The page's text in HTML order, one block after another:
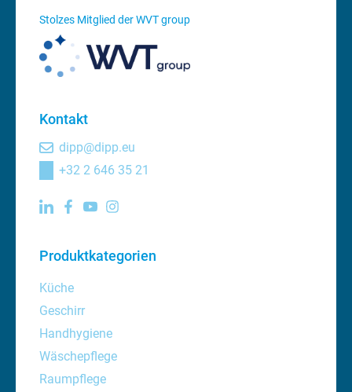
Stolzes Mitglied der WVT group
Kontakt
dipp@dipp.eu
+32 2 646 35 21
Produktkategorien
Küche
Geschirr
Handhygiene
Wäschepflege
Raumpflege